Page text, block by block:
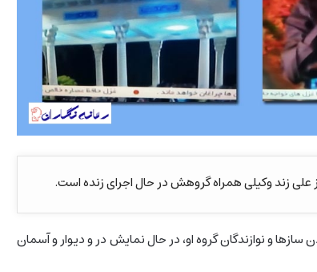
زند وکیلی همراه گروهش در حال اجرای زنده است.
و نوازندگان گروه او، در حال نمایش در و دیوار و آسمان